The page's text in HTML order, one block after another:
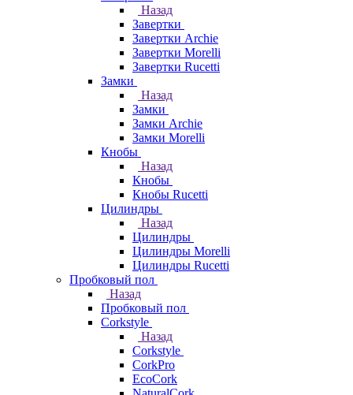
Назад
Завертки
Завертки Archie
Завертки Morelli
Завертки Rucetti
Замки
Назад
Замки
Замки Archie
Замки Morelli
Кнобы
Назад
Кнобы
Кнобы Rucetti
Цилиндры
Назад
Цилиндры
Цилиндры Morelli
Цилиндры Rucetti
Пробковый пол
Назад
Пробковый пол
Corkstyle
Назад
Corkstyle
CorkPro
EcoCork